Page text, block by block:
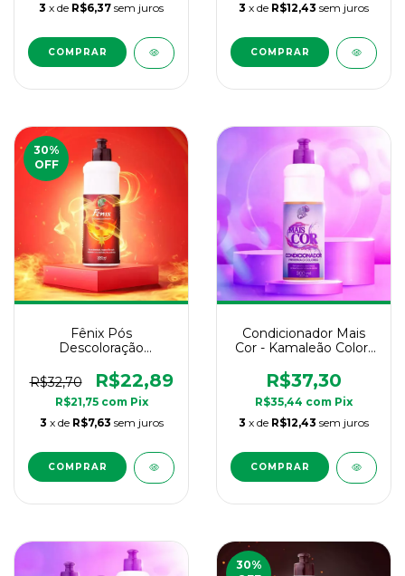
3 x de R$6,37 sem juros
3 x de R$12,43 sem juros
30%
OFF
Fênix Pós
Descoloração
300ml
R$32,70 R$22,89
R$21,75 com Pix
3 x de R$7,63 sem juros
Condicionador Mais
Cor - Kamaleão Color-
R$37,30
R$35,44 com Pix
3 x de R$12,43 sem juros
30%